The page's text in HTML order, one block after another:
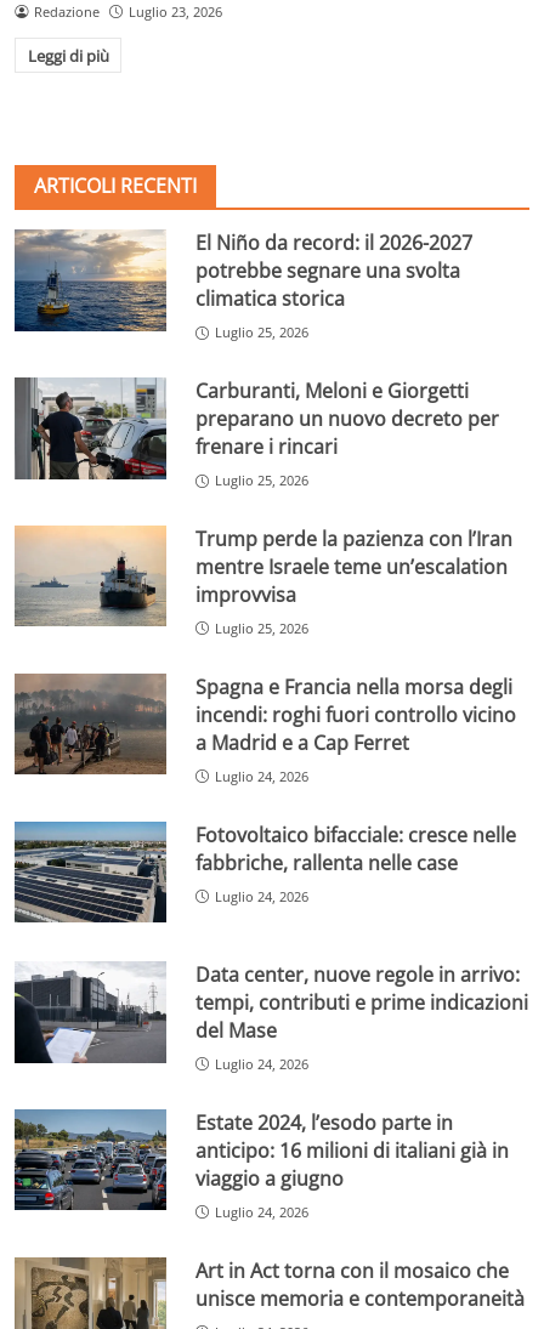
Redazione Luglio 23, 2026
Leggi di più
ARTICOLI RECENTI
El Niño da record: il 2026-2027
potrebbe segnare una svolta
climatica storica
Luglio 25, 2026
Carburanti, Meloni e Giorgetti
preparano un nuovo decreto per
frenare i rincari
Luglio 25, 2026
Trump perde la pazienza con l’Iran
mentre Israele teme un’escalation
improvvisa
Luglio 25, 2026
Spagna e Francia nella morsa degli
incendi: roghi fuori controllo vicino
a Madrid e a Cap Ferret
Luglio 24, 2026
Fotovoltaico bifacciale: cresce nelle
fabbriche, rallenta nelle case
Luglio 24, 2026
Data center, nuove regole in arrivo:
tempi, contributi e prime indicazioni
del Mase
Luglio 24, 2026
Estate 2024, l’esodo parte in
anticipo: 16 milioni di italiani già in
viaggio a giugno
Luglio 24, 2026
Art in Act torna con il mosaico che
unisce memoria e contemporaneità